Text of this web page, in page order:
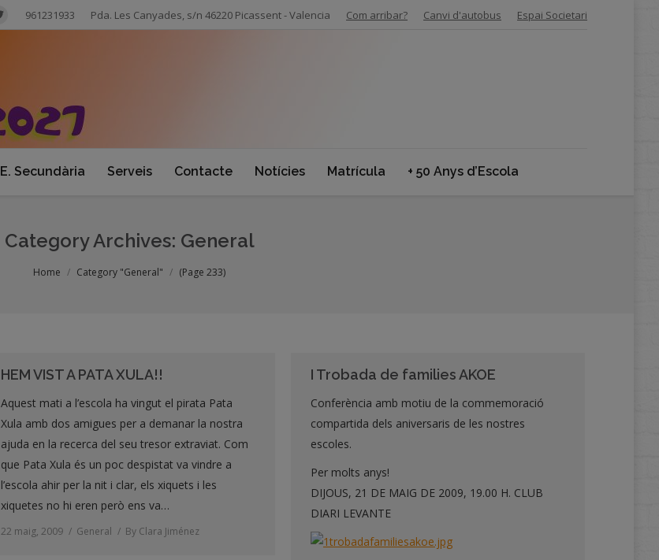
961231933 Pda. Les Canyades, s/n 46220 Picassent - Valencia Com arribar? Canvi d'autobus Espai Societari
E. Secundària Serveis Contacte Notícies Matrícula + 50 Anys d’Escola
Category Archives: General
Home Category "General" (Page 233)
HEM VIST A PATA XULA!!
Aquest mati a l’escola ha vingut el pirata Pata
Xula amb dos amigues per a demanar la nostra
ajuda en la recerca del seu tresor extraviat. Com
que Pata Xula és un poc despistat va vindre a
l’escola ahir per la nit i clar, els xiquets i les
xiquetes no hi eren però ens va…
22 maig, 2009 General By Clara Jiménez
I Trobada de families AKOE
Conferència amb motiu de la commemoració
compartida dels aniversaris de les nostres
escoles.
Per molts anys!
DIJOUS, 21 DE MAIG DE 2009, 19.00 H. CLUB
DIARI LEVANTE